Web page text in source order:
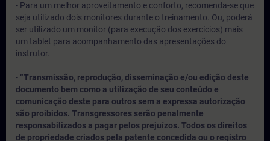
- Para um melhor aproveitamento e conforto, recomenda-se que
seja utilizado dois monitores durante o treinamento. Ou, poderá
ser utilizado um monitor (para execução dos exercícios) mais
um tablet para acompanhamento das apresentações do
instrutor.
- “Transmissão, reprodução, disseminação e/ou edição deste
documento bem como a utilização de seu conteúdo e
comunicação deste para outros sem a expressa autorização
são proibidos. Transgressores serão penalmente
responsabilizados a pagar pelos prejuízos. Todos os direitos
de propriedade criados pela patente concedida ou o registro